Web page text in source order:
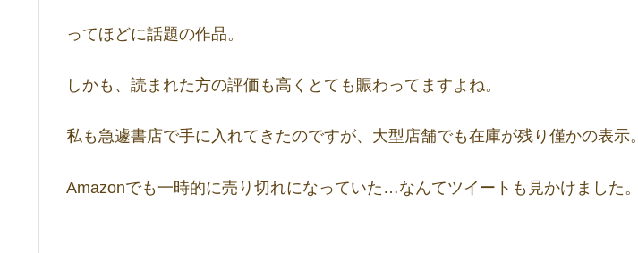
ってほどに話題の作品。
しかも、読まれた方の評価も高くとても賑わってますよね。
私も急遽書店で手に入れてきたのですが、大型店舗でも在庫が残り僅かの表示。
Amazonでも一時的に売り切れになっていた…なんてツイートも見かけました。